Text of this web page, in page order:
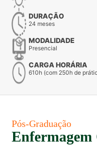
DURAÇÃO
24 meses
MODALIDADE
Presencial
CARGA HORÁRIA
610h (com 250h de
Pós-Graduação
Enfermagem